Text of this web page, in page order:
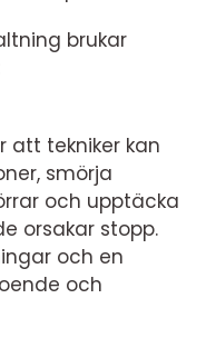
brukar
att tekniker kan
smörja
och upptäcka
orsakar stopp.
och en
och